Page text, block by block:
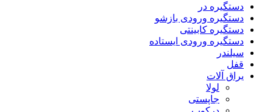
دستگیره در
دستگیره ورودی بازشو
دستگیره کابینتی
دستگیره ورودی ایستاده
سیلندر
قفل
یراق آلات
لولا
جاپستی